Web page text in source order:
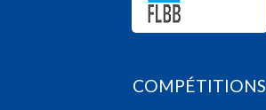
COMPÉTITIONS